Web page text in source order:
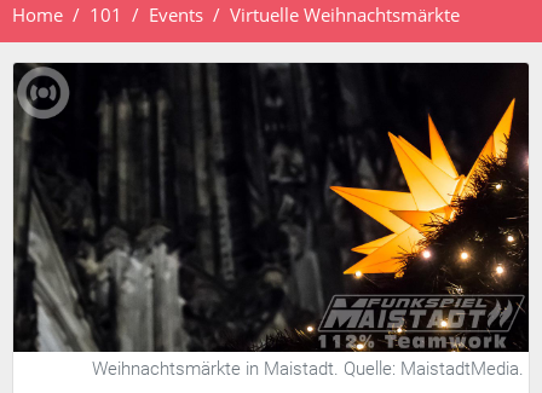
Home 101 Events Virtuelle Weihnachtsmärkte
Weihnachtsmärkte in Maistadt. Quelle: MaistadtMedia.